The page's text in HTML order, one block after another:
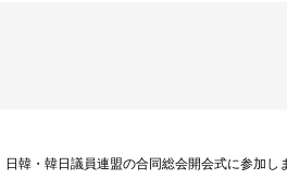
日韓・韓日議員連盟の合同総会開会式に参加し